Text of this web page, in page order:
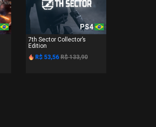
PS4
7th Sector Collector’s
Edition
R$ 53,56 R$ 133,90